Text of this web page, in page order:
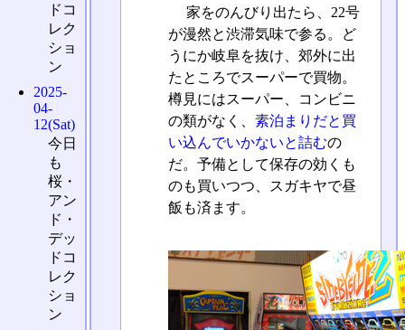
家をのんびり出たら、22号
が漫然と渋滞気味で参る。ど
うにか岐阜を抜け、郊外に出
たところでスーパーで買物。
樽見にはスーパー、コンビニ
の類がなく、 素泊まりだと買
い込んでいかないと詰むの
だ。予備として保存の効くも
のも買いつつ、スガキヤで昼
飯も済ます。
ドコ
レク
ショ
ン
2025-
04-
12(Sat)
今日
も
桜・
アン
ド・
デッ
ドコ
レク
ショ
ン